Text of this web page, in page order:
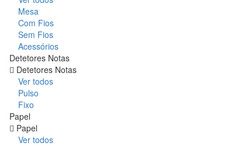
Mesa
Com Fios
Sem Fios
Acessórios
Detetores Notas
Detetores Notas
Ver todos
Pulso
Fixo
Papel
Papel
Ver todos